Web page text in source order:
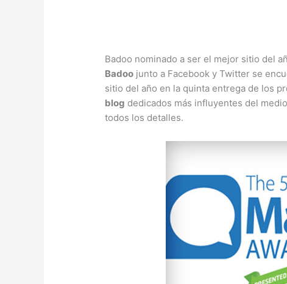
Badoo nominado a ser el mejor sitio del
Badoo junto a Facebook y Twitter se
sitio del año en la quinta entrega de los
blog dedicados más influyentes del
todos los detalles.